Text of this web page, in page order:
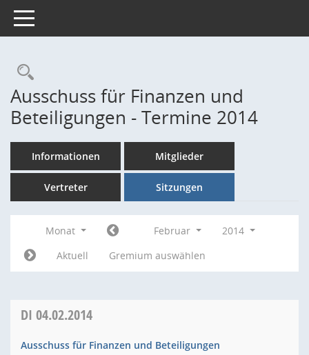
Toggle navigation
Rechercheauswahl
Ausschuss für Finanzen und
Beteiligungen - Termine 2014
Informationen Mitglieder
Vertreter Sitzungen
Monat Februar
2014
Aktuell
Gremium auswählen
DI 04.02.2014
Ausschuss für Finanzen und Beteiligungen